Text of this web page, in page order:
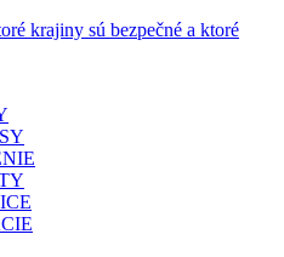
krajiny sú bezpečné a ktoré